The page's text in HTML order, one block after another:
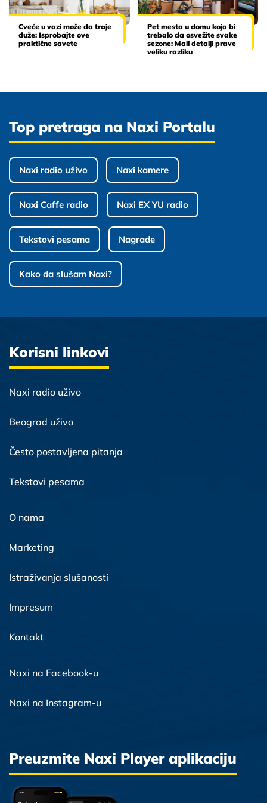
Cveće u vazi može da traje
duže: Isprobajte ove
praktične savete
Pet mesta u domu koja bi
trebalo da osvežite svake
sezone: Mali detalji prave
veliku razliku
Top pretraga na Naxi Portalu
Naxi radio uživo Naxi kamere
Naxi Caffe radio Naxi EX YU radio
Tekstovi pesama Nagrade
Kako da slušam Naxi?
Korisni linkovi
Naxi radio uživo
Beograd uživo
Često postavljena pitanja
Tekstovi pesama
O nama
Marketing
Istraživanja slušanosti
Impresum
Kontakt
Naxi na Facebook-u
Naxi na Instagram-u
Preuzmite Naxi Player aplikaciju